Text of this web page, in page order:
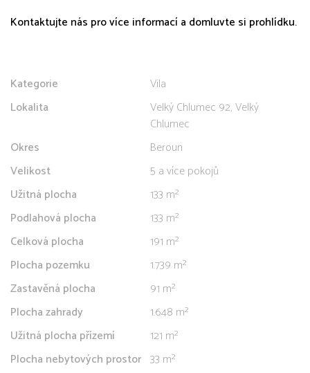
Kontaktujte nás pro více informací a domluvte si prohlídku.
Kategorie
Vila
Lokalita
Velký Chlumec 92, Velký
Chlumec
Okres
Beroun
Velikost
5 a více pokojů
Užitná plocha
133 m²
Podlahová plocha
133 m²
Celková plocha
191 m²
Plocha pozemku
1.739 m²
Zastavěná plocha
91 m²
Plocha zahrady
1.648 m²
Užitná plocha přízemí
121 m²
Plocha nebytových prostor 33 m²